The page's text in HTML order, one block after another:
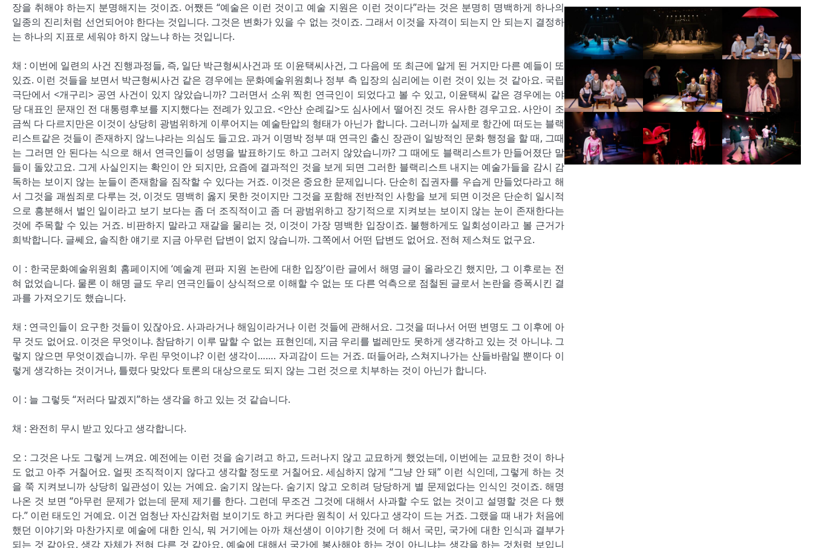
장을 취해야 하는지 분명해지는 것이죠. 어쨌든 “예술은 이런 것이고 예술 지원은 이런 것이다”라는 것은 분명히 명백하게 하나의
일종의 진리처럼 선언되어야 한다는 것입니다. 그것은 변화가 있을 수 없는 것이죠. 그래서 이것을 자격이 되는지 안 되는지 결정하
는 하나의 지표로 세워야 하지 않느냐 하는 것입니다.
채 : 이번에 일련의 사건 진행과정들, 즉, 일단 박근형씨사건과 또 이윤택씨사건, 그 다음에 또 최근에 알게 된 거지만 다른 예들이 또
있죠. 이런 것들을 보면서 박근형씨사건 같은 경우에는 문화예술위원회나 정부 측 입장의 심리에는 이런 것이 있는 것 같아요. 국립
극단에서 <개구리> 공연 사건이 있지 않았습니까? 그러면서 소위 찍힌 연극인이 되었다고 볼 수 있고, 이윤택씨 같은 경우에는 야
당 대표인 문재인 전 대통령후보를 지지했다는 전례가 있고요. <안산 순례길>도 심사에서 떨어진 것도 유사한 경우고요. 사안이 조
금씩 다 다르지만은 이것이 상당히 광범위하게 이루어지는 예술탄압의 형태가 아닌가 합니다. 그러니까 실제로 항간에 떠도는 블랙
리스트같은 것들이 존재하지 않느냐라는 의심도 들고요. 과거 이명박 정부 때 연극인 출신 장관이 일방적인 문화 행정을 할 때, 그때
는 그러면 안 된다는 식으로 해서 연극인들이 성명을 발표하기도 하고 그러지 않았습니까? 그 때에도 블랙리스트가 만들어졌단 말
들이 돌았고요. 그게 사실인지는 확인이 안 되지만, 요즘에 결과적인 것을 보게 되면 그러한 블랙리스트 내지는 예술가들을 감시 감
독하는 보이지 않는 눈들이 존재함을 짐작할 수 있다는 거죠. 이것은 중요한 문제입니다. 단순히 집권자를 우습게 만들었다라고 해
서 그것을 괘씸죄로 다루는 것, 이것도 명백히 옳지 못한 것이지만 그것을 포함해 전반적인 사항을 보게 되면 이것은 단순히 일시적
으로 흥분해서 벌인 일이라고 보기 보다는 좀 더 조직적이고 좀 더 광범위하고 장기적으로 지켜보는 보이지 않는 눈이 존재한다는
것에 주목할 수 있는 거죠. 비판하지 말라고 재갈을 물리는 것, 이것이 가장 명백한 입장이죠. 불행하게도 일회성이라고 볼 근거가
희박합니다. 글쎄요, 솔직한 얘기로 지금 아무런 답변이 없지 않습니까. 그쪽에서 어떤 답변도 없어요. 전혀 제스쳐도 없구요.
이 : 한국문화예술위원회 홈페이지에 ‘예술계 편파 지원 논란에 대한 입장’이란 글에서 해명 글이 올라오긴 했지만, 그 이후로는 전
혀 없었습니다. 물론 이 해명 글도 우리 연극인들이 상식적으로 이해할 수 없는 또 다른 억측으로 점철된 글로서 논란을 증폭시킨 결
과를 가져오기도 했습니다.
채 : 연극인들이 요구한 것들이 있잖아요. 사과라거나 해임이라거나 이런 것들에 관해서요. 그것을 떠나서 어떤 변명도 그 이후에 아
무 것도 없어요. 이것은 무엇이냐. 참담하기 이루 말할 수 없는 표현인데, 지금 우리를 벌레만도 못하게 생각하고 있는 것 아니냐. 그
렇지 않으면 무엇이겠습니까. 우린 무엇이냐? 이런 생각이……. 자괴감이 드는 거죠. 떠들어라, 스쳐지나가는 산들바람일 뿐이다 이
렇게 생각하는 것이거나, 틀렸다 맞았다 토론의 대상으로도 되지 않는 그런 것으로 치부하는 것이 아닌가 합니다.
이 : 늘 그렇듯 “저러다 말겠지”하는 생각을 하고 있는 것 같습니다.
채 : 완전히 무시 받고 있다고 생각합니다.
오 : 그것은 나도 그렇게 느껴요. 예전에는 이런 것을 숨기려고 하고, 드러나지 않고 교묘하게 했었는데, 이번에는 교묘한 것이 하나
도 없고 아주 거칠어요. 얼핏 조직적이지 않다고 생각할 정도로 거칠어요. 세심하지 않게 “그냥 안 돼” 이런 식인데, 그렇게 하는 것
을 쭉 지켜보니까 상당히 일관성이 있는 거예요. 숨기지 않는다. 숨기지 않고 오히려 당당하게 별 문제없다는 인식인 것이죠. 해명
나온 것 보면 “아무런 문제가 없는데 문제 제기를 한다. 그런데 무조건 그것에 대해서 사과할 수도 없는 것이고 설명할 것은 다 했
다.” 이런 태도인 거예요. 이건 엄청난 자신감처럼 보이기도 하고 커다란 원칙이 서 있다고 생각이 드는 거죠. 그랬을 때 내가 처음에
했던 이야기와 마찬가지로 예술에 대한 인식, 뭐 거기에는 아까 채선생이 이야기한 것에 더 해서 국민, 국가에 대한 인식과 결부가
되는 것 같아요. 생각 자체가 전혀 다른 것 같아요. 예술에 대해서 국가에 봉사해야 하는 것이 아니냐는 생각을 하는 것처럼 보입니